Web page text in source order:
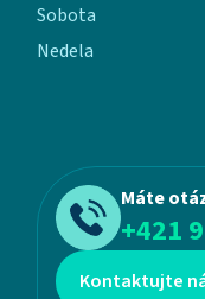
Sobota
Nedela
Máte
+421
Kontaktujte